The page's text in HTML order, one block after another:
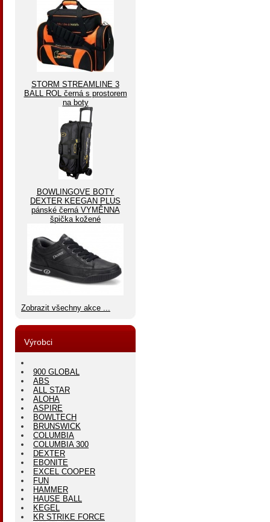
STORM STREAMLINE 3
BALL ROL černá s prostorem
na boty
BOWLINGOVE BOTY
DEXTER KEEGAN PLUS
pánské černá VYMĚNNA
špička kožené
Zobrazit všechny akce ...
Výrobci
900 GLOBAL
ABS
ALL STAR
ALOHA
ASPIRE
BOWLTECH
BRUNSWICK
COLUMBIA
COLUMBIA 300
DEXTER
EBONITE
EXCEL COOPER
FUN
HAMMER
HAUSE BALL
KEGEL
KR STRIKE FORCE